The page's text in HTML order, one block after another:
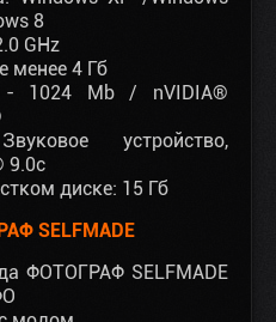
8
GHz
менее 4 Гб
- 1024 Mb / nVIDIA®
устройство,
9.0с
диске: 15 Гб
SELFMADE
ФОТОГРАФ SELFMADE